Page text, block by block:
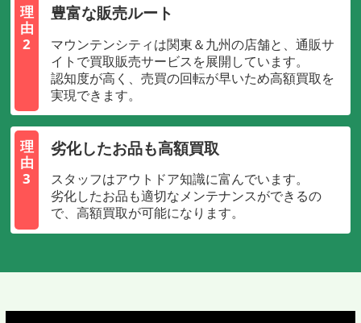
理
由
2
豊富な販売ルート
マウンテンシティは関東＆九州の店舗と、通販サ
イトで買取販売サービスを展開しています。
認知度が高く、売買の回転が早いため高額買取を
実現できます。
理
由
3
劣化したお品も高額買取
スタッフはアウトドア知識に富んでいます。
劣化したお品も適切なメンテナンスができるの
で、高額買取が可能になります。